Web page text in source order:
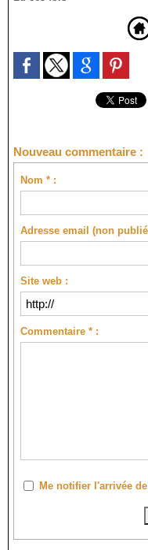
Nouveau commentaire :
Nom * :
Adresse email (non
Site web :
Commentaire * :
Me notifier l'arrivée